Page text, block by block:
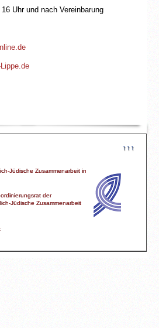
↑↑↑
Jüdische Zusammenarbeit in
der
Jüdische Zusammenarbeit
Uhr und nach Vereinbarung